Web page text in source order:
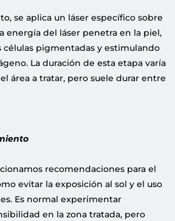
se aplica un láser específico sobre
energía del láser penetra en la piel,
pigmentadas y estimulando
La duración de esta etapa varía
área a tratar, pero suele durar entre
recomendaciones para el
evitar la exposición al sol y el uso
Es normal experimentar
en la zona tratada, pero